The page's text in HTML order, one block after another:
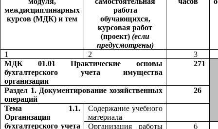
междисциплинарных
курсов (МДК) и тем
работа
обучающихся,
курсовая работ
(проект) (если
предусмотрены)
1 2
3
МДК 01.01 Практические основы
бухгалтерского учета имущества
организации
271
Раздел 1. Документирование хозяйственных
операций
26
Тема 1.1.
Организация
бухгалтерского учета
Содержание учебного
материала
Организация работы
6